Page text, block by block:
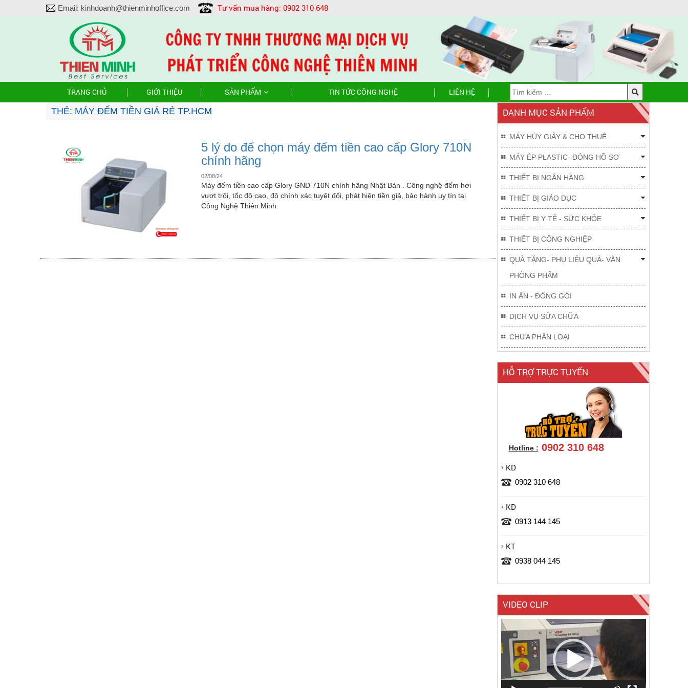
Email: kinhdoanh@thienminhoffice.com Tư vấn mua hàng: 0902 310 648
TRANG CHỦ GIỚI THIỆU SẢN PHẨM TIN TỨC CÔNG NGHỆ LIÊN HỆ
THẺ: MÁY ĐẾM TIỀN GIÁ RẺ TP.HCM
5 lý do để chọn máy đếm tiền cao cấp Glory 710N
chính hãng
02/08/24
Máy đếm tiền cao cấp Glory GND 710N chính hãng Nhật Bản . Công nghệ đếm hơi
vượt trội, tốc độ cao, độ chính xác tuyệt đối, phát hiện tiền giả, bảo hành uy tín tại
Công Nghệ Thiên Minh.
DANH MỤC SẢN PHẨM
MÁY HỦY GIẤY & CHO THUÊ
MÁY ÉP PLASTIC- ĐÓNG HỒ SƠ
THIẾT BỊ NGÂN HÀNG
THIẾT BỊ GIÁO DỤC
THIẾT BỊ Y TẾ - SỨC KHỎE
THIẾT BỊ CÔNG NGHIỆP
QUÀ TẶNG- PHỤ LIỆU QUÀ- VĂN
PHÒNG PHẨM
IN ẤN - ĐÓNG GÓI
DỊCH VỤ SỬA CHỮA
CHƯA PHÂN LOẠI
HỖ TRỢ TRỰC TUYẾN
Hotline : 0902 310 648
KD
0902 310 648
KD
0913 144 145
KT
0938 044 145
VIDEO CLIP
Trình
chơi
Video